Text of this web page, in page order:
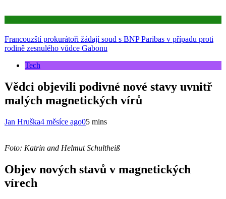
Francouzští prokurátoři žádají soud s BNP Paribas v případu proti
rodině zesnulého vůdce Gabonu
Tech
Vědci objevili podivné nové stavy uvnitř
malých magnetických vírů
Jan Hruška4 měsíce ago05 mins
Foto: Katrin and Helmut Schultheiß
Objev nových stavů v magnetických
vírech